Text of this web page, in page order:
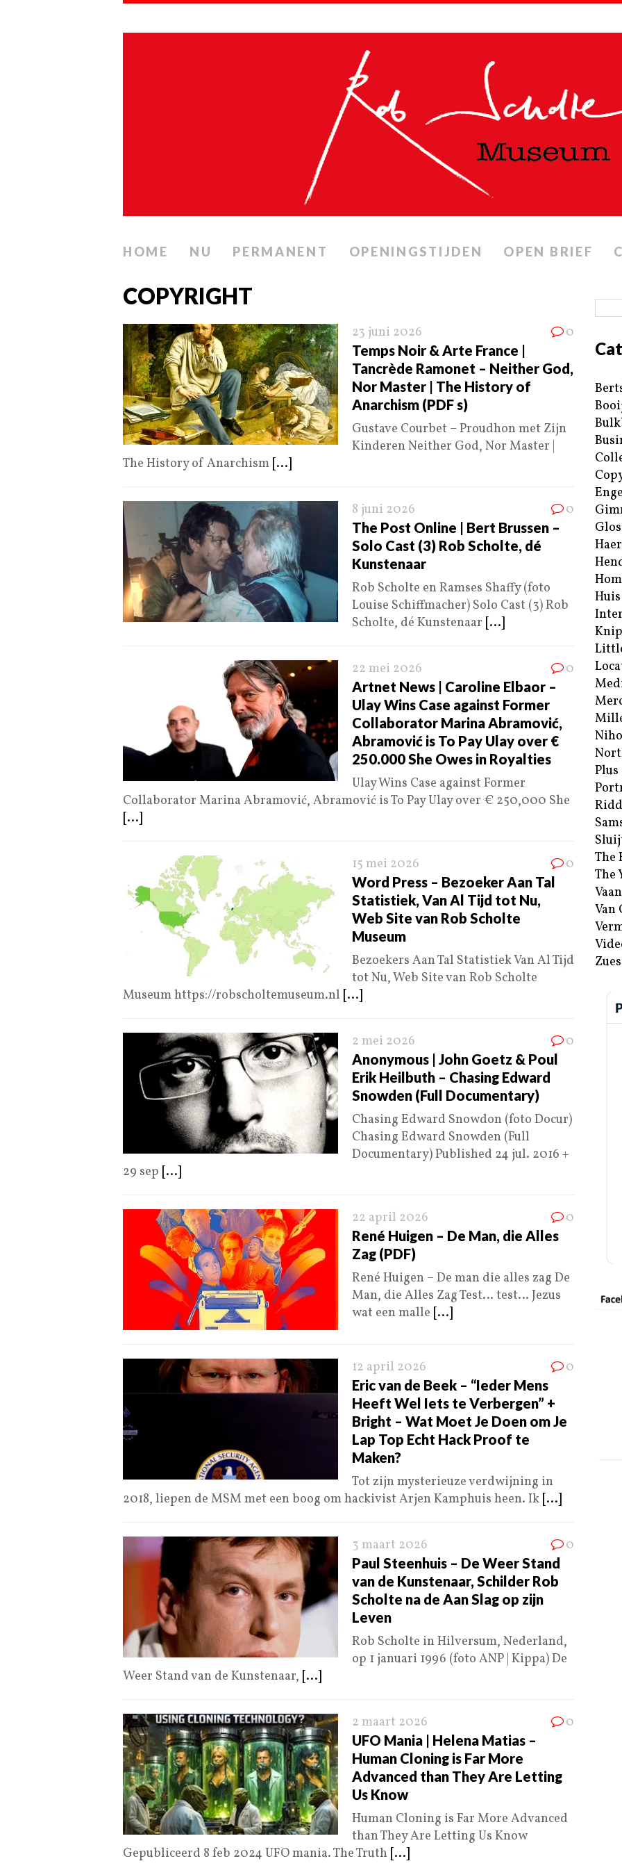
HOME NU PERMANENT OPENINGSTIJDEN OPEN BRIEF
COPYRIGHT
23 juni 2026 0
Temps Noir & Arte France |
Tancrède Ramonet – Neither God,
Nor Master | The History of
Anarchism (PDF s)
Gustave Courbet – Proudhon met Zijn
Kinderen Neither God, Nor Master |
The History of Anarchism [...]
8 juni 2026 0
The Post Online | Bert Brussen –
Solo Cast (3) Rob Scholte, dé
Kunstenaar
Rob Scholte en Ramses Shaffy (foto
Louise Schiffmacher) Solo Cast (3) Rob
Scholte, dé Kunstenaar [...]
22 mei 2026 0
Artnet News | Caroline Elbaor –
Ulay Wins Case against Former
Collaborator Marina Abramović,
Abramović is To Pay Ulay over €
250.000 She Owes in Royalties
Ulay Wins Case against Former
Collaborator Marina Abramović, Abramović is To Pay Ulay over € 250,000 She
[...]
15 mei 2026 0
Word Press – Bezoeker Aan Tal
Statistiek, Van Al Tijd tot Nu,
Web Site van Rob Scholte
Museum
Bezoekers Aan Tal Statistiek Van Al Tijd
tot Nu, Web Site van Rob Scholte
Museum https://robscholtemuseum.nl [...]
2 mei 2026 0
Anonymous | John Goetz & Poul
Erik Heilbuth – Chasing Edward
Snowden (Full Documentary)
Chasing Edward Snowdon (foto Docur)
Chasing Edward Snowden (Full
Documentary) Published 24 jul. 2016 +
29 sep [...]
22 april 2026 0
René Huigen – De Man, die Alles
Zag (PDF)
René Huigen – De man die alles zag De
Man, die Alles Zag Test… test… Jezus
wat een malle [...]
12 april 2026 0
Eric van de Beek – “Ieder Mens
Heeft Wel Iets te Verbergen” +
Bright – Wat Moet Je Doen om Je
Lap Top Echt Hack Proof te
Maken?
Tot zijn mysterieuze verdwijning in
2018, liepen de MSM met een boog om hackivist Arjen Kamphuis heen. Ik [...]
3 maart 2026 0
Paul Steenhuis – De Weer Stand
van de Kunstenaar, Schilder Rob
Scholte na de Aan Slag op zijn
Leven
Rob Scholte in Hilversum, Nederland,
op 1 januari 1996 (foto ANP | Kippa) De
Weer Stand van de Kunstenaar, [...]
2 maart 2026 0
UFO Mania | Helena Matias –
Human Cloning is Far More
Advanced than They Are Letting
Us Know
Human Cloning is Far More Advanced
than They Are Letting Us Know
Gepubliceerd 8 feb 2024 UFO mania. The Truth [...]
Plus
The
The
Van